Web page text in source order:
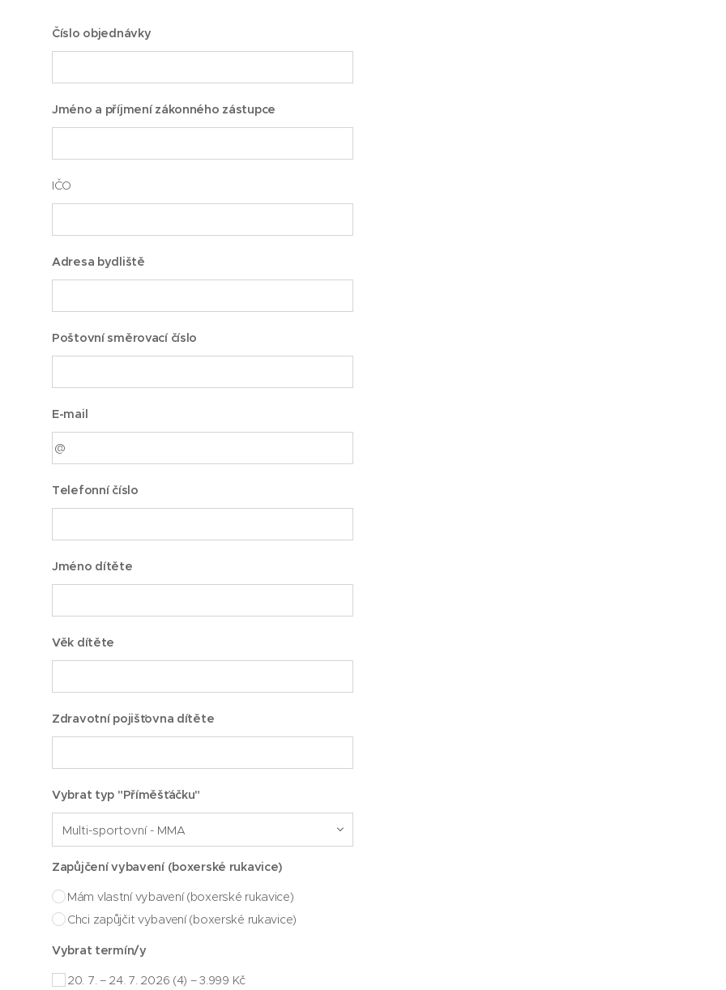
Číslo objednávky
Jméno a příjmení zákonného zástupce
IČO
Adresa bydliště
Poštovní směrovací číslo
E-mail
Telefonní číslo
Jméno dítěte
Věk dítěte
Zdravotní pojišťovna dítěte
Vybrat typ "Příměšťáčku"
Zapůjčení vybavení (boxerské rukavice)
Mám vlastní vybavení (boxerské rukavice)
Chci zapůjčit vybavení (boxerské rukavice)
Vybrat termín/y
20. 7. – 24. 7. 2026 (4) – 3.999 Kč